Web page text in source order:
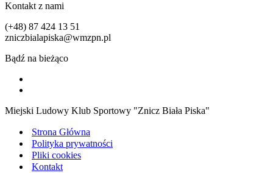
Kontakt z nami
(+48) 87 424 13 51
zniczbialapiska@wmzpn.pl
Bądź na bieżąco
Miejski Ludowy Klub Sportowy "Znicz Biała Piska"
Strona Główna
Polityka prywatności
Pliki cookies
Kontakt